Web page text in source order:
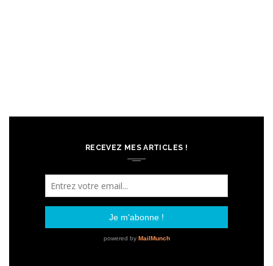
RECEVEZ MES ARTICLES !